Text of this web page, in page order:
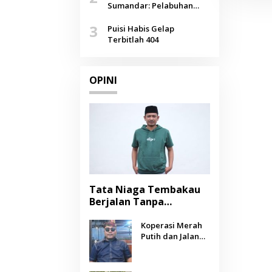
Agustus
Sumandar: Pelabuhan
Selendang Benang Merah
Lombang
3
Puisi Habis Gelap
Terbitlah 404
OPINI
Tata Niaga Tembakau
Berjalan Tanpa
Negara Berpihak
kepada Petani?
Koperasi Merah
Putih dan Jalan